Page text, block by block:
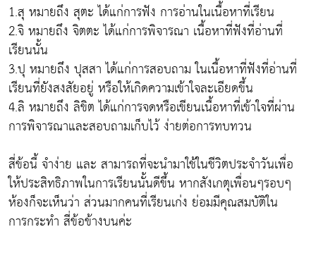
1.สุ หมายถึง สุตะ ได้แก่การฟัง การอ่านในเนื้อหาที่เรียน
2.จิ หมายถึง จิตตะ ได้แก่การพิจารณา เนื้อหาที่ฟังที่อ่านที่
เรียนนั้น
3.ปุ หมายถึง ปุสสา ได้แก่การสอบถาม ในเนื้อหาที่ฟังที่อ่านที่
เรียนที่ยังสงสัยอยู่ หรือให้เกิดความเข้าใจละเอียดขึ้น
4.ลิ หมายถึง ลิขิต ได้แก่การจดหรือเขียนเนื้อหาที่เข้าใจที่ผ่าน
การพิจารณาและสอบถามเก็บไว้ ง่ายต่อการทบทวน
สี่ข้อนี้ จำง่าย และ สามารถที่จะนำมาใช้ในชีวิตประจำวันเพื่อ
ให้ประสิทธิภาพในการเรียนนั้นดีขึ้น หากสังเกตุเพื่อนๆรอบๆ
ห้องก็จะเห็นว่า ส่วนมากคนที่เรียนเก่ง ย่อมมีคุณสมบัติใน
การกระทำ สี่ข้อข้างบนค่ะ